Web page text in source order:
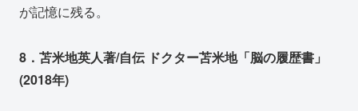
が記憶に残る。
8．苫米地英人著/自伝 ドクター苫米地「脳の履歴書」
(2018年)